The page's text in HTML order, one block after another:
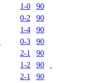
1-0
90
0-2
90
1-4
90
0-3
90
2-1
90
1-2
90
2-1
90